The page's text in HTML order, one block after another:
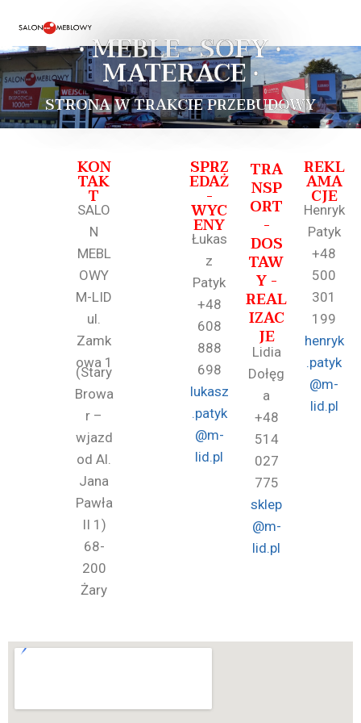
• MEBLE • SOFY •
MATERACE •
STRONA W TRAKCIE PRZEBUDOWY
KON
TAK
T
SALO
N
MEBL
OWY
M-LID
ul.
Zamk
owa 1
(Stary
Browa
r –
wjazd
od Al.
Jana
Pawła
II 1)
68-
200
Żary
SPRZ
EDAŻ
-
WYC
ENY
Łukas
z
Patyk
+48
608
888
698
lukasz
.patyk
@m-
lid.pl
TRA
NSP
ORT
-
DOS
TAW
Y -
REAL
IZAC
JE
Lidia
Dołęg
a
+48
514
027
775
sklep
@m-
lid.pl
REKL
AMA
CJE
Henryk
Patyk
+48
500
301
199
henryk
.patyk
@m-
lid.pl